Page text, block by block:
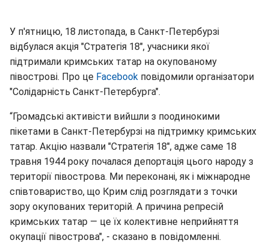
У п'ятницю, 18 листопада, в Санкт-Петербурзі
відбулася акція "Стратегія 18", учасники якої
підтримали кримських татар на окупованому
півострові. Про це Fаcebook повідомили організатори
"Солідарність Санкт-Петербурга".
“Громадські активісти вийшли з поодинокими
пікетами в Санкт-Петербурзі на підтримку кримських
татар. Акцію назвали "Стратегія 18", адже саме 18
травня 1944 року почалася депортація цього народу з
території півострова. Ми переконані, як і міжнародне
співтовариство, що Крим слід розглядати з точки
зору окупованих територій. А причина репресій
кримських татар — це їх колективне неприйняття
окупації півострова", - сказано в повідомленні.